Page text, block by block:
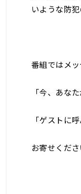
いような防
番組ではメ
「今、あな
「ゲストに
お寄せくださ